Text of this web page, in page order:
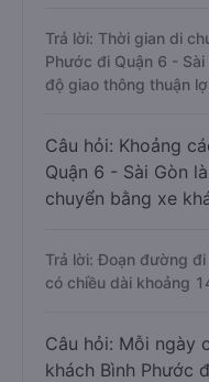
Trả lời: Thời gian di
Phước đi Quận 6 -
độ giao thông thuận
Câu hỏi: Khoảng
Quận 6 - Sài Gòn
chuyển bằng xe
Trả lời: Đoạn đường đi
có chiều dài khoảng
Câu hỏi: Mỗi ngày
khách Bình Phước